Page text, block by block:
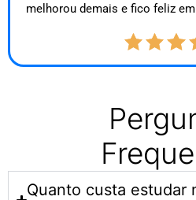
melhorou demais e fico feliz
Quanto custa estudar